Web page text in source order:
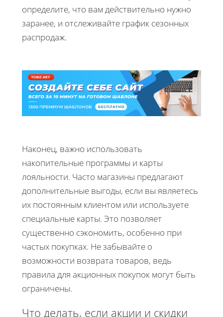
определите, что вам действительно нужно
заранее, и отслеживайте график сезонных
распродаж.
Наконец, важно использовать
накопительные программы и карты
лояльности. Часто магазины предлагают
дополнительные выгоды, если вы являетесь
их постоянным клиентом или используете
специальные карты. Это позволяет
существенно сэкономить, особенно при
частых покупках. Не забывайте о
возможности возврата товаров, ведь
правила для акционных покупок могут быть
ограничены.
Что делать, если акции и скидки